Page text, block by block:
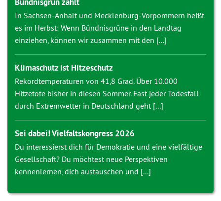
In Sachsen-Anhalt und Mecklenburg-Vorpommern heißt
es im Herbst: Wenn Bündnisgrüne in den Landtag
einziehen, können wir zusammen mit den [...]
Klimaschutz ist Hitzeschutz
Rekordtemperaturen von 41,8 Grad. Über 10.000
Hitzetote bisher in diesen Sommer. Fast jeder Todesfall
durch Extremwetter in Deutschland geht [...]
Sei dabei! Vielfaltskongress 2026
Du interessierst dich für Demokratie und eine vielfältige
Gesellschaft? Du möchtest neue Perspektiven
kennenlernen, dich austauschen und [...]